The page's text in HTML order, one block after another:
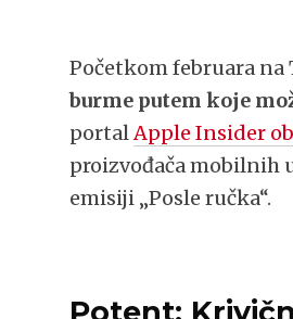
Početkom februara
burme putem koje
portalApple Insider
proizvođača mobilnih
emisiji „Posle ručka“.